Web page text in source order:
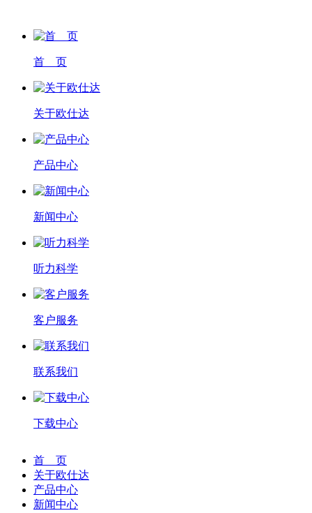
首 页
关于欧仕达
产品中心
新闻中心
听力科学
客户服务
联系我们
下载中心
首 页
关于欧仕达
产品中心
新闻中心